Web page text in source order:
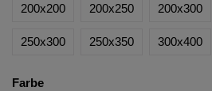
200x200 200x250 200x300
250x300 250x350 300x400
Farbe